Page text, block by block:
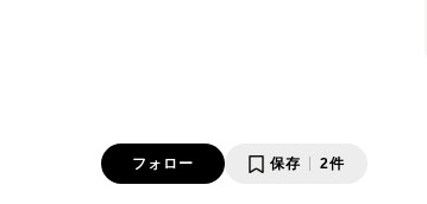
フォロー 保存 2件